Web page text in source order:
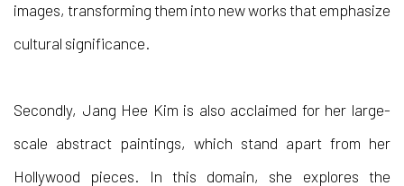
images, transforming them into new works that emphasize
cultural significance.
Secondly, Jang Hee Kim is also acclaimed for her large-
scale abstract paintings, which stand apart from her
Hollywood pieces. In this domain, she explores the